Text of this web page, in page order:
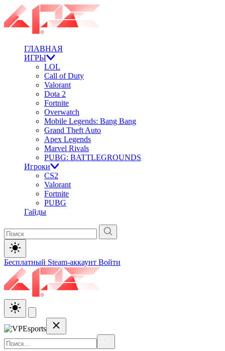
ГЛАВНАЯ
ИГРЫ
LOL
Call of Duty
Valorant
Dota 2
Fortnite
Overwatch
Mobile Legends: Bang Bang
Grand Theft Auto
Apex Legends
Marvel Rivals
PUBG: BATTLEGROUNDS
Игроки
CS2
Valorant
Fortnite
PUBG
Гайды
Бесплатный Steam-аккаунт Войти